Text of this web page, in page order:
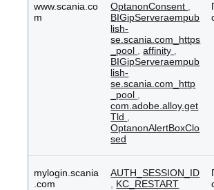
www.scania.co
m
OptanonConsent
BIGipServeraempub
lish-
se.scania.com_https
_pool
,affinity
BIGipServeraempub
lish-
se.scania.com_http
_pool
com.adobe.alloy.get
Tld
OptanonAlertBoxClo
sed
mylogin.scania
.com
AUTH_SESSION_ID
KC_RESTART